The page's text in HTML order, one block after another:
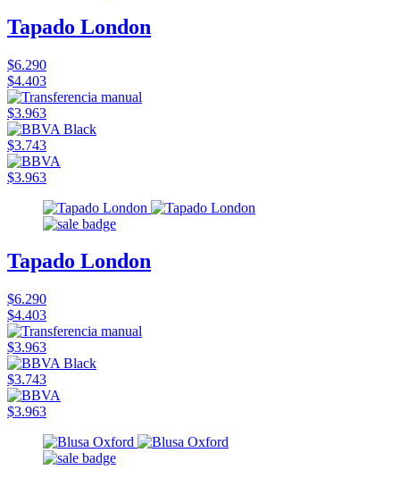
Tapado London
$6.290
$4.403
$3.963
$3.743
$3.963
Tapado London
$6.290
$4.403
$3.963
$3.743
$3.963